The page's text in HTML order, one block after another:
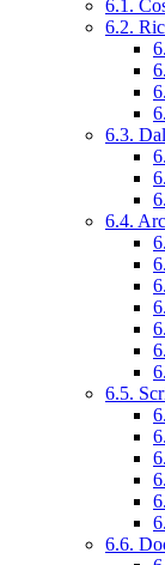
6.1.
6.2.
6.3.
6.4.
6.5.
6.6.